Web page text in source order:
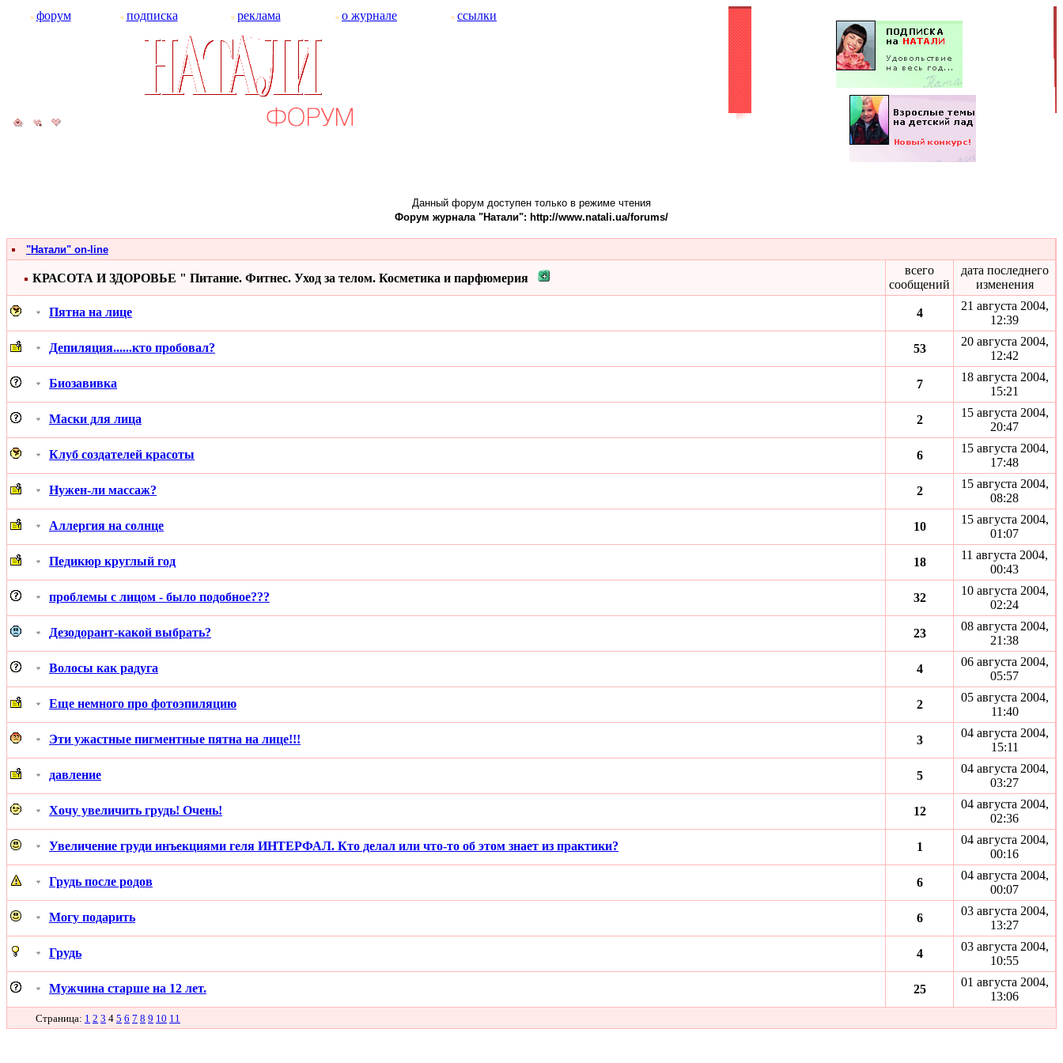
форум подписка реклама о журнале ссылки
Данный форум доступен только в режиме чтения
Форум журнала "Натали": http://www.natali.ua/forums/
"Натали" on-line
КРАСОТА И ЗДОРОВЬЕ " Питание. Фитнес. Уход за телом. Косметика и парфюмерия
всего
сообщений
дата последнего
изменения
Пятна на лице 4
21 августа 2004,
12:39
Депиляция......кто пробовал? 53
20 августа 2004,
12:42
Биозавивка 7
18 августа 2004,
15:21
Маски для лица 2
15 августа 2004,
20:47
Клуб создателей красоты 6
15 августа 2004,
17:48
Нужен-ли массаж? 2
15 августа 2004,
08:28
Аллергия на солнце 10
15 августа 2004,
01:07
Педикюр круглый год 18
11 августа 2004,
00:43
проблемы с лицом - было подобное??? 32
10 августа 2004,
02:24
Дезодорант-какой выбрать? 23
08 августа 2004,
21:38
Волосы как радуга 4
06 августа 2004,
05:57
Еще немного про фотоэпиляцию 2
05 августа 2004,
11:40
Эти ужастные пигментные пятна на лице!!! 3
04 августа 2004,
15:11
давление 5
04 августа 2004,
03:27
Хочу увеличить грудь! Очень! 12
04 августа 2004,
02:36
Увеличение груди инъекциями геля ИНТЕРФАЛ. Кто делал или что-то об этом знает из практики? 1
04 августа 2004,
00:16
Грудь после родов 6
04 августа 2004,
00:07
Могу подарить 6
03 августа 2004,
13:27
Грудь 4
03 августа 2004,
10:55
Мужчина старше на 12 лет. 25
01 августа 2004,
13:06
Страница: 1 2 3 4 5 6 7 8 9 10 11